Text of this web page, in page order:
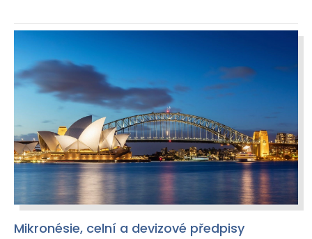
Mikronésie, celní a devizové předpisy